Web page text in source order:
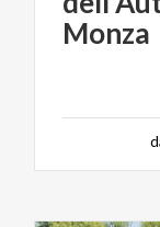
Monza